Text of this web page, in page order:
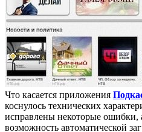
Что касается приложения
коснулось технических
исправлены некоторые ошибки,
возможность автоматической